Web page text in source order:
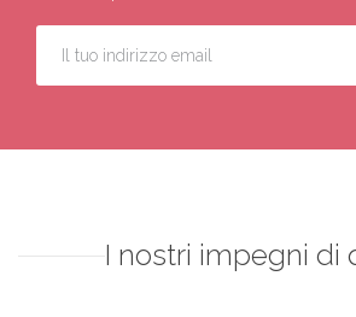
I nostri impegni di